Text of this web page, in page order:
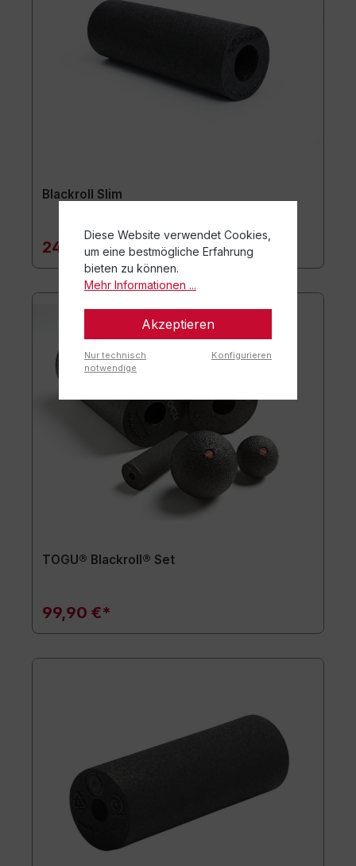
Blackroll Slim
24,90 €*
TOGU® Blackroll® Set
99,90 €*
Diese Website verwendet Cookies,
um eine bestmögliche Erfahrung
bieten zu können.
Mehr Informationen ...
Akzeptieren
Nur technisch
notwendige
Konfigurieren